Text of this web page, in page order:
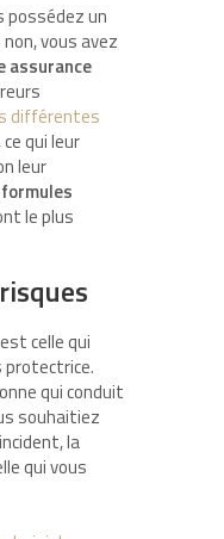
possédez un
vous avez
assurance
différentes
ce qui leur
leur
formules
le plus
celle qui
protectrice.
qui conduit
souhaitiez
la
qui vous